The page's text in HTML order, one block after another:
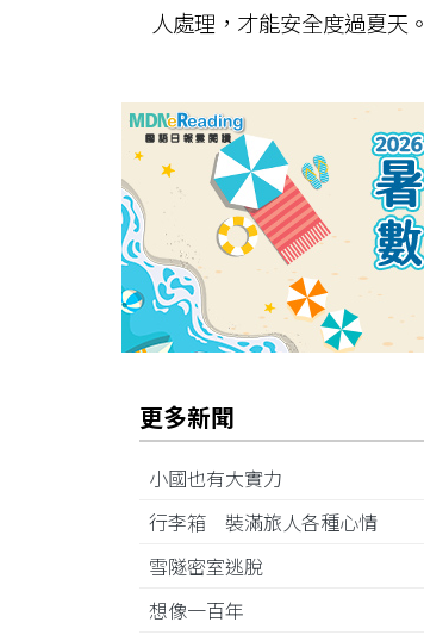
人處理，才能安全度過夏天。
更多新聞
小國也有大實力
行李箱 裝滿旅人各種心情
雪隧密室逃脫
想像一百年